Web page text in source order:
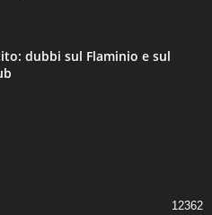
dubbi sul Flaminio e sul
12362